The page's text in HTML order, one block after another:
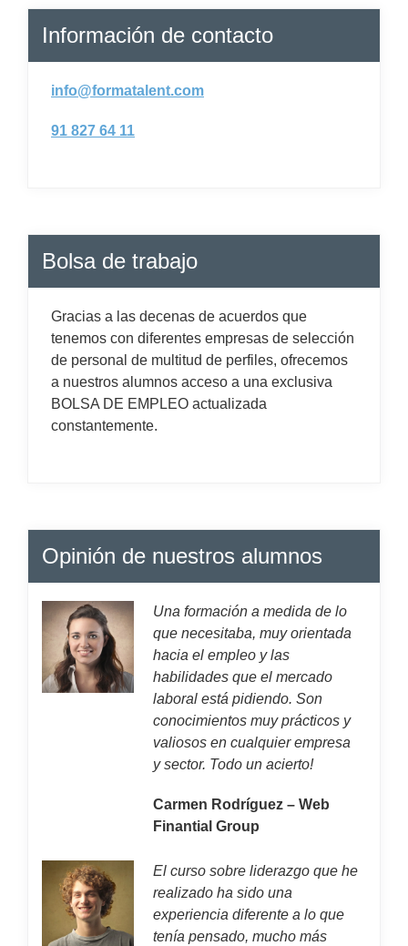
Información de contacto
info@formatalent.com
91 827 64 11
Bolsa de trabajo
Gracias a las decenas de acuerdos que
tenemos con diferentes empresas de selección
de personal de multitud de perfiles, ofrecemos
a nuestros alumnos acceso a una exclusiva
BOLSA DE EMPLEO actualizada
constantemente.
Opinión de nuestros alumnos
Una formación a medida de lo
que necesitaba, muy orientada
hacia el empleo y las
habilidades que el mercado
laboral está pidiendo. Son
conocimientos muy prácticos y
valiosos en cualquier empresa
y sector. Todo un acierto!
Carmen Rodríguez – Web
Finantial Group
El curso sobre liderazgo que he
realizado ha sido una
experiencia diferente a lo que
tenía pensado, mucho más